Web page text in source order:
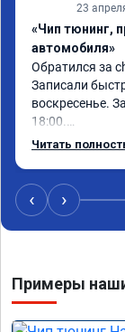
23
«Чип тюнинг,
автомобиля»
Обратился за
Записали
воскресенье.
18:00.
Работу
Читать
‹ ›
Примеры